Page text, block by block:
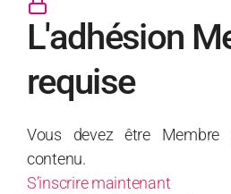
L'adhésion
requise
Vous devez être
contenu.
S’inscrire maintenant